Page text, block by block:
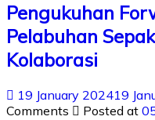
Pengukuhan
Pelabuhan
Kolaborasi
19 January 202419
Comments
Posted at